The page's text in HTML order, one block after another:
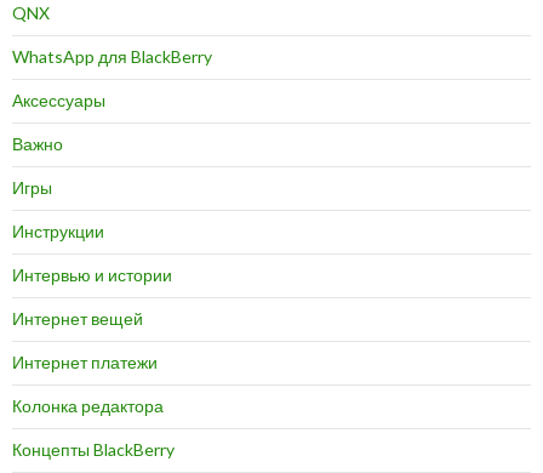
QNX
WhatsApp для BlackBerry
Аксессуары
Важно
Игры
Инструкции
Интервью и истории
Интернет вещей
Интернет платежи
Колонка редактора
Концепты BlackBerry